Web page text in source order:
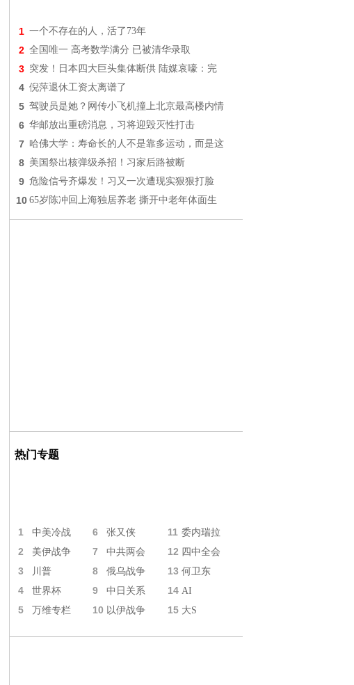
1 一个不存在的人，活了73年
2 全国唯一 高考数学满分 已被清华录取
3 突发！日本四大巨头集体断供 陆媒哀嚎：完
4 倪萍退休工资太离谱了
5 驾驶员是她？网传小飞机撞上北京最高楼内情
6 华邮放出重磅消息，习将迎毁灭性打击
7 哈佛大学：寿命长的人不是靠多运动，而是这
8 美国祭出核弹级杀招！习家后路被断
9 危险信号齐爆发！习又一次遭现实狠狠打脸
10 65岁陈冲回上海独居养老 撕开中老年体面生
热门专题
1 中美冷战 6 张又侠 11 委内瑞拉
2 美伊战争 7 中共两会 12 四中全会
3 川普 8 俄乌战争 13 何卫东
4 世界杯 9 中日关系 14 AI
5 万维专栏 10 以伊战争 15 大S